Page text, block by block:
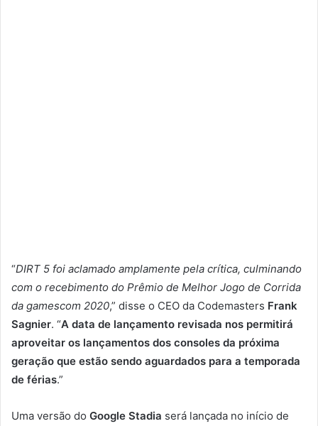
“DIRT 5 foi aclamado amplamente pela crítica, culminando
com o recebimento do Prêmio de Melhor Jogo de Corrida
da gamescom 2020,” disse o CEO da Codemasters Frank
Sagnier. “A data de lançamento revisada nos permitirá
aproveitar os lançamentos dos consoles da próxima
geração que estão sendo aguardados para a temporada
de férias.”
Uma versão do Google Stadia será lançada no início de